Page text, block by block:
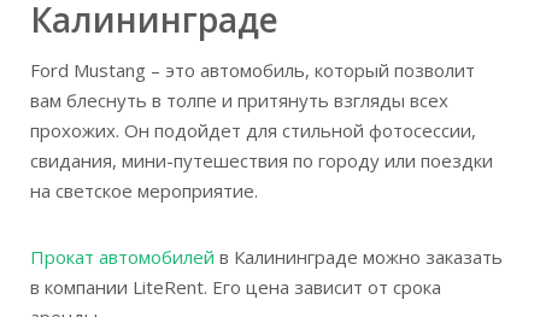
Калининграде
Ford Mustang – это автомобиль, который позволит
вам блеснуть в толпе и притянуть взгляды всех
прохожих. Он подойдет для стильной фотосессии,
свидания, мини-путешествия по городу или поездки
на светское мероприятие.
Прокат автомобилей в Калининграде можно заказать
в компании LiteRent. Его цена зависит от срока